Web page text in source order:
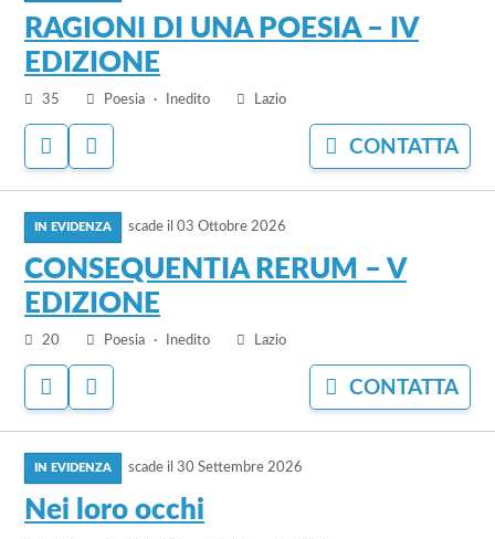
RAGIONI DI UNA POESIA – IV
EDIZIONE
35 Poesia Inedito Lazio
ACCEDI
PER
AGGIUNGERE
AI
PREFERITI
PER
NASCONDERE
IL
BANDO
CONTATTA
bando
RAGIONI
UNA
POESIA
scade il 03 Ottobre 2026
CONSEQUENTIA RERUM – V
EDIZIONE
20 Poesia Inedito Lazio
ACCEDI
PER
AGGIUNGERE
AI
PREFERITI
PER
NASCONDERE
IL
BANDO
CONTATTA
bando
CONSEQUENTIA
RERUM
EDIZIONE
scade il 30 Settembre 2026
Nei loro occhi
bando
Nei